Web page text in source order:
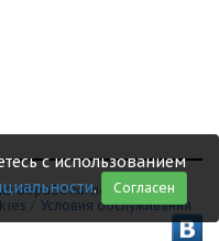
обработки персональных
Условия обслуживания
с использованием
. Согласен